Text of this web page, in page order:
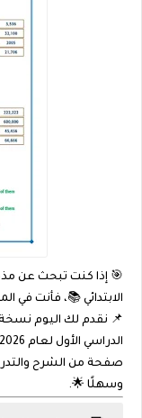
الابتدائي 📚، فأنت في
صفحة من الشرح
وسهلًا 🌟.